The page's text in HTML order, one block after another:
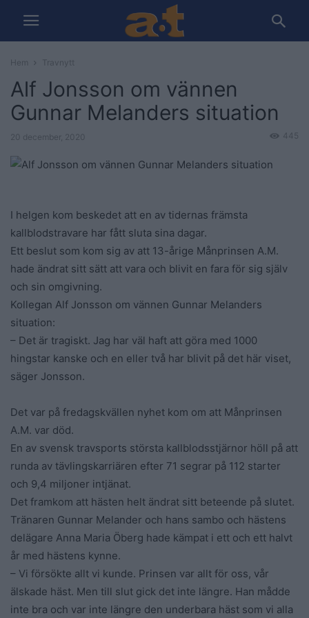
Hem Travnytt
Alf Jonsson om vännen
Gunnar Melanders situation
20 december, 2020 445
I helgen kom beskedet att en av tidernas främsta
kallblodstravare har fått sluta sina dagar.
Ett beslut som kom sig av att 13-årige Månprinsen A.M.
hade ändrat sitt sätt att vara och blivit en fara för sig själv
och sin omgivning.
Kollegan Alf Jonsson om vännen Gunnar Melanders
situation:
– Det är tragiskt. Jag har väl haft att göra med 1000
hingstar kanske och en eller två har blivit på det här viset,
säger Jonsson.
Det var på fredagskvällen nyhet kom om att Månprinsen
A.M. var död.
En av svensk travsports största kallblodsstjärnor höll på att
runda av tävlingskarriären efter 71 segrar på 112 starter
och 9,4 miljoner intjänat.
Det framkom att hästen helt ändrat sitt beteende på slutet.
Tränaren Gunnar Melander och hans sambo och hästens
delägare Anna Maria Öberg hade kämpat i ett och ett halvt
år med hästens kynne.
– Vi försökte allt vi kunde. Prinsen var allt för oss, vår
älskade häst. Men till slut gick det inte längre. Han mådde
inte bra och var inte längre den underbara häst som vi alla